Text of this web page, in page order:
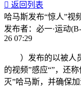
 返回列表
哈马斯发布“惊人”视
发布者： 必一·运动
26 07:29
）发布的以被人员
的视频”感应“”，还
灭”哈马斯，并确保